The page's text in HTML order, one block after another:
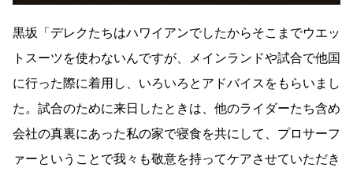
黒坂「デレクたちはハワイアンでしたからそこまでウエッ
トスーツを使わないんですが、メインランドや試合で他国
に行った際に着用し、いろいろとアドバイスをもらいまし
た。試合のために来日したときは、他のライダーたち含め
会社の真裏にあった私の家で寝食を共にして、プロサーフ
ァーということで我々も敬意を持ってケアさせていただき